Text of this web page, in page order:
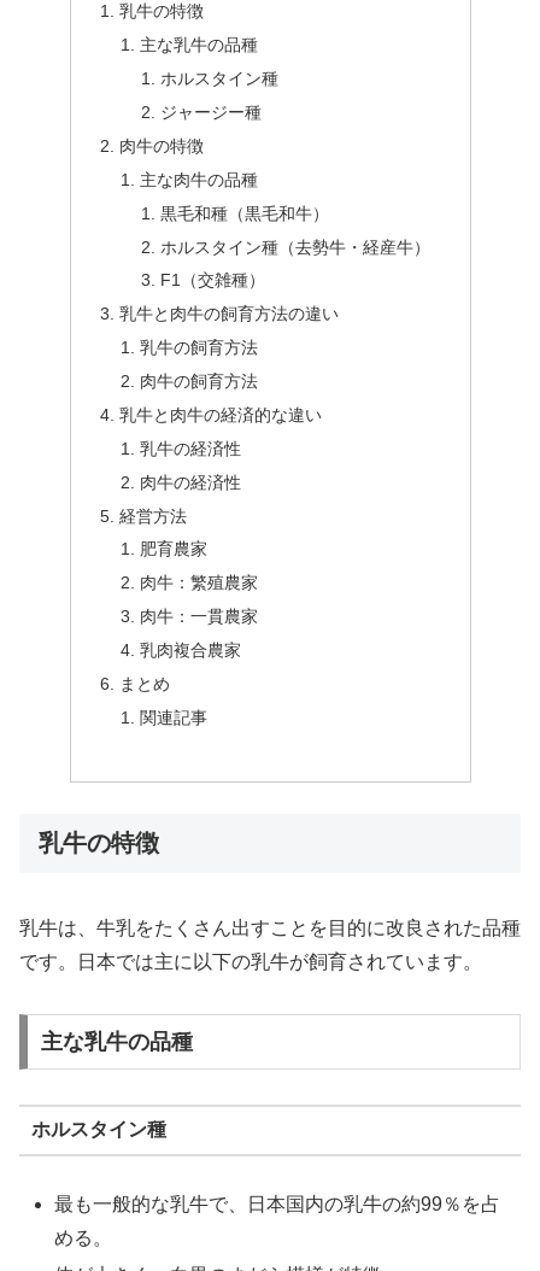
乳牛の特徴
主な乳牛の品種
ホルスタイン種
ジャージー種
肉牛の特徴
主な肉牛の品種
黒毛和種（黒毛和牛）
ホルスタイン種（去勢牛・経産牛）
F1（交雑種）
乳牛と肉牛の飼育方法の違い
乳牛の飼育方法
肉牛の飼育方法
乳牛と肉牛の経済的な違い
乳牛の経済性
肉牛の経済性
経営方法
肥育農家
肉牛：繁殖農家
肉牛：一貫農家
乳肉複合農家
まとめ
関連記事
乳牛の特徴
乳牛は、牛乳をたくさん出すことを目的に改良された品種
です。日本では主に以下の乳牛が飼育されています。
主な乳牛の品種
ホルスタイン種
最も一般的な乳牛で、日本国内の乳牛の約99％を占
める。